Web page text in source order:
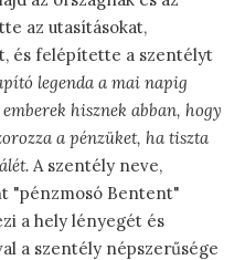
az utasításokat,
és felépítette a szentélyt
legenda a mai napig
hisznek abban, hogy
a pénzüket, ha tiszta
A szentély neve,
"pénzmosó Bentent"
a hely lényegét és
a szentély népszerűsége